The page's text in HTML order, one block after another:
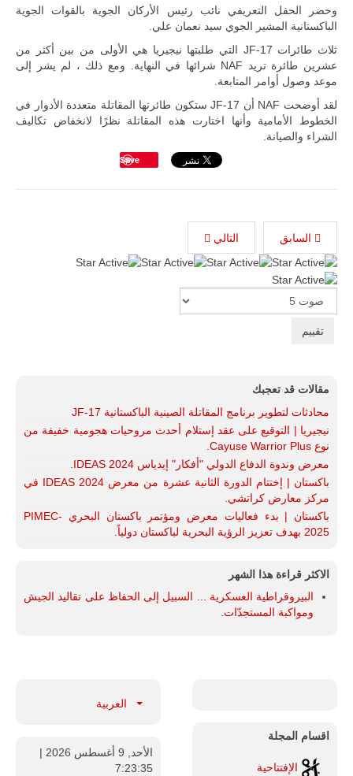
وحضر الحفل التعريفي نائب رئيس الأركان الجوية بالقوات الجوية
الباكستانية المشير الجوي سيد نعمان علي.
ثلاث طائرات JF-17 التي طلبتها نيجيريا هي الأولى من بين أكثر من
عشرين طائرة تريد NAF شرائها في النهاية. ومع ذلك ، لم يشر إلى
موعد وصول أوامر المتابعة.
لقد أوضحت NAF أن JF-17 ستكون طائرتها المقاتلة متعددة الأدوار في
الخطوط الأمامية وأنها اختارت هذه المقاتلة نظرًا لانخفاض تكاليف
الشراء والصيانة.
Save
السابق
التالي
تقييم
المستخدم:5
/
Rate
مقالات قد تعجبك
محادثات لتطوير برنامج المقاتلة الصينية الباكستانية JF-17
نيجيريا | التوقيع على عقد إستلام أحدث مروحيات هجومية خفيفة من
نوع Cayuse Warrior Plus.
معرض وندوة الدفاع الدولي "أفكار" إيدياس IDEAS 2024.
باكستان | إختتام الدورة الثانية عشرة من معرض IDEAS 2024 في
مركز معارض كراتشي.
باكستان | بدء فعاليات معرض ومؤتمر باكستان البحري PIMEC-
2025 بهدف تعزيز الرؤية البحرية لباكستان دولياً.
الاكثر قراءة هذا الشهر
البيروقراطية العسكرية ... السبيل إلى الحفاظ على تقاليد الجيش
ومواكبة المستجدّات.
اقسام المجلة
الإفتتاحية
العربية
الأحد, 9 أغسطس 2026
|
7:23:36